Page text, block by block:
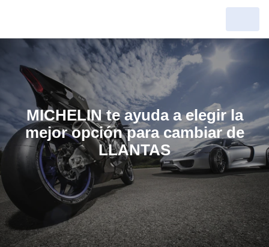
MICHELIN te ayuda a elegir la
mejor opción para cambiar de
LLANTAS